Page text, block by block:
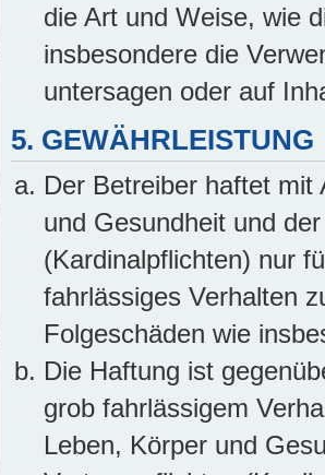
die Art und Weise, wie
insbesondere die
untersagen oder auf
5. GEWÄHRLEISTUNG
Der Betreiber haftet mit
und Gesundheit und
(Kardinalpflichten) nur
fahrlässiges Verhalten
Folgeschäden wie
Die Haftung ist
grob fahrlässigem
Leben, Körper und